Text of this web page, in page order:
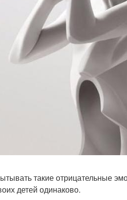
такие отрицательные
детей одинаково.